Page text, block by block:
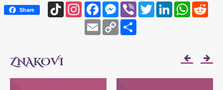
Share
TikTok InstagramFacebookMessenger
Viber TwitterLinkedInWhatsApp
Email
Copy
Link
ZNAKOVI